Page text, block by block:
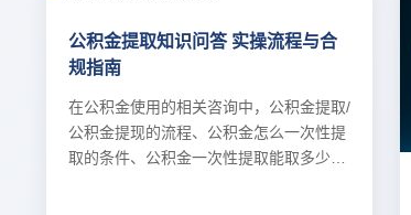
公积金提取知识问答 实操流程与合
规指南
在公积金使用的相关咨询中，公积金提取/
公积金提现的流程、公积金怎么一次性提
取的条件、公积金一次性提取能取多少的